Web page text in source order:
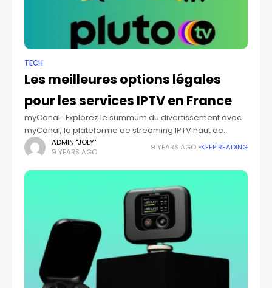
TECH
Les meilleures options légales
pour les services IPTV en France
myCanal : Explorez le summum du divertissement avec
myCanal, la plateforme de streaming IPTV haut de
gamme de Canal+. Plongez dans une expérience sans
égale France TV : Votre Portail
ADMIN "JOLY"
9 YEARS AGO
9 YEARS AGO KEEP READING